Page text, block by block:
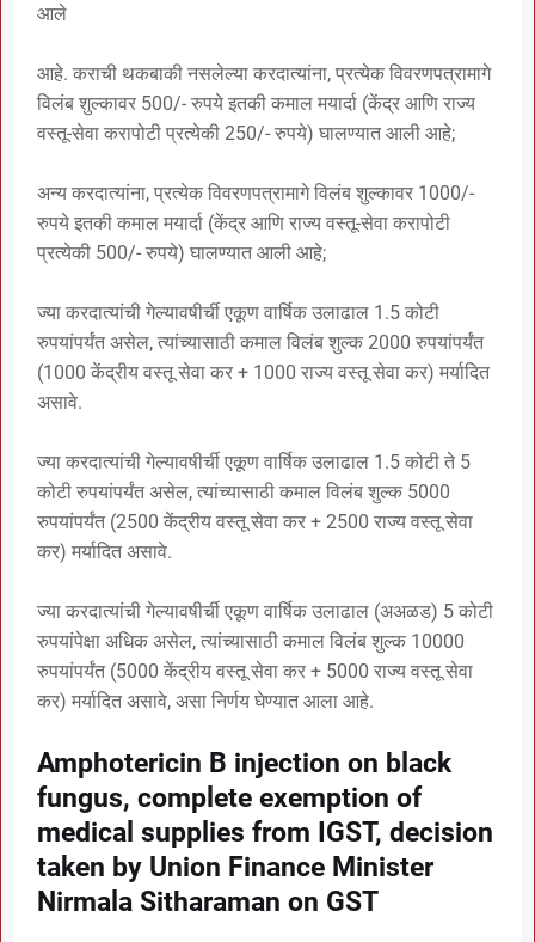
आले
आहे. कराची थकबाकी नसलेल्या करदात्यांना, प्रत्येक विवरणपत्रामागे
विलंब शुल्कावर 500/- रुपये इतकी कमाल मयार्दा (केंद्र आणि राज्य
वस्तू-सेवा करापोटी प्रत्येकी 250/- रुपये) घालण्यात आली आहे;
अन्य करदात्यांना, प्रत्येक विवरणपत्रामागे विलंब शुल्कावर 1000/-
रुपये इतकी कमाल मयार्दा (केंद्र आणि राज्य वस्तू-सेवा करापोटी
प्रत्येकी 500/- रुपये) घालण्यात आली आहे;
ज्या करदात्यांची गेल्यावषीर्ची एकूण वार्षिक उलाढाल 1.5 कोटी
रुपयांपर्यंत असेल, त्यांच्यासाठी कमाल विलंब शुल्क 2000 रुपयांपर्यंत
(1000 केंद्रीय वस्तू सेवा कर + 1000 राज्य वस्तू सेवा कर) मर्यादित
असावे.
ज्या करदात्यांची गेल्यावषीर्ची एकूण वार्षिक उलाढाल 1.5 कोटी ते 5
कोटी रुपयांपर्यंत असेल, त्यांच्यासाठी कमाल विलंब शुल्क 5000
रुपयांपर्यंत (2500 केंद्रीय वस्तू सेवा कर + 2500 राज्य वस्तू सेवा
कर) मर्यादित असावे.
ज्या करदात्यांची गेल्यावषीर्ची एकूण वार्षिक उलाढाल (अअळड) 5 कोटी
रुपयांपेक्षा अधिक असेल, त्यांच्यासाठी कमाल विलंब शुल्क 10000
रुपयांपर्यंत (5000 केंद्रीय वस्तू सेवा कर + 5000 राज्य वस्तू सेवा
कर) मर्यादित असावे, असा निर्णय घेण्यात आला आहे.
Amphotericin B injection on black
fungus, complete exemption of
medical supplies from IGST, decision
taken by Union Finance Minister
Nirmala Sitharaman on GST